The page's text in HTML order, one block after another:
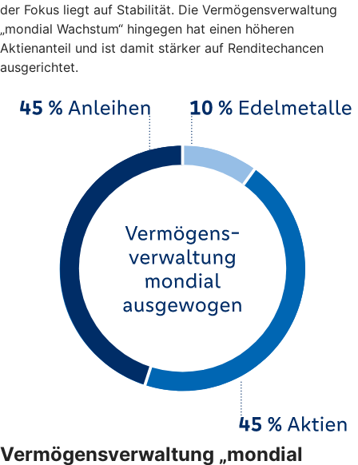
der Fokus liegt auf Stabilität. Die Vermögensverwaltung
„mondial Wachstum“ hingegen hat einen höheren
Aktienanteil und ist damit stärker auf Renditechancen
ausgerichtet.
Vermögensverwaltung „mondial